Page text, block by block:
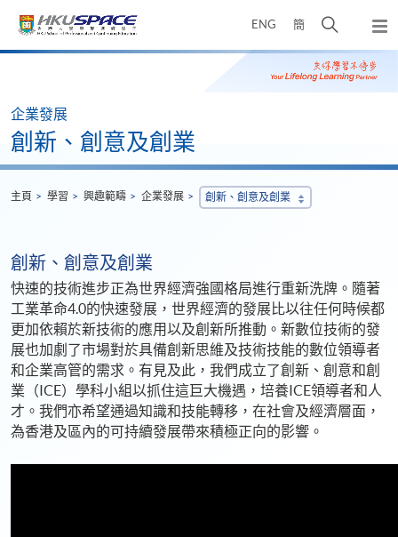
ENG 簡
開
搜
尋
彈
出
主
Main
企業發展
創新、創意及創業
主頁 學習 興趣範疇 企業發展 創新、創意及創業
創新、創意及創業
快速的技術進步正為世界經濟強國格局進行重新洗牌。隨著
工業革命4.0的快速發展，世界經濟的發展比以往任何時候都
更加依賴於新技術的應用以及創新所推動。新數位技術的發
展也加劇了市場對於具備創新思維及技術技能的數位領導者
和企業高管的需求。有見及此，我們成立了創新、創意和創
業（ICE）學科小組以抓住這巨大機遇，培養ICE領導者和人
才。我們亦希望通過知識和技能轉移，在社會及經濟層面，
為香港及區內的可持續發展帶來積極正向的影響。